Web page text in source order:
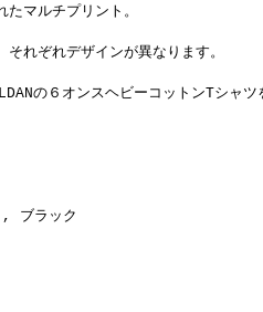
マルチプリント。
れぞれデザインが異なります。
の６オンスヘビーコットンTシャツ
, ブラック